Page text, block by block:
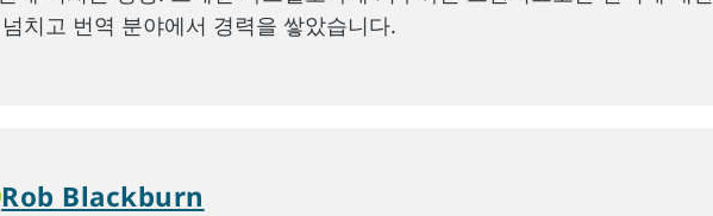
치고 번역 분야에서 경력을 쌓았습니다.
Rob Blackburn